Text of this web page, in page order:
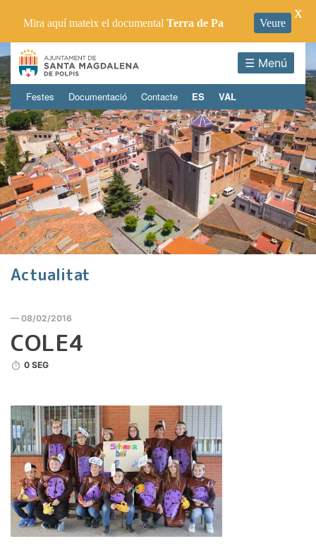
☰ Menú
Festes Documentació Contacte ES VAL
Actualitat
— 08/02/2016
COLE4
0 SEG
Mira aquí mateix el documental Terra de Pa Veure
X